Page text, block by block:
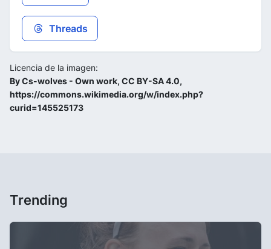
Threads
Licencia de la imagen:
By Cs-wolves - Own work, CC BY-SA 4.0,
https://commons.wikimedia.org/w/index.php?
curid=145525173
Trending